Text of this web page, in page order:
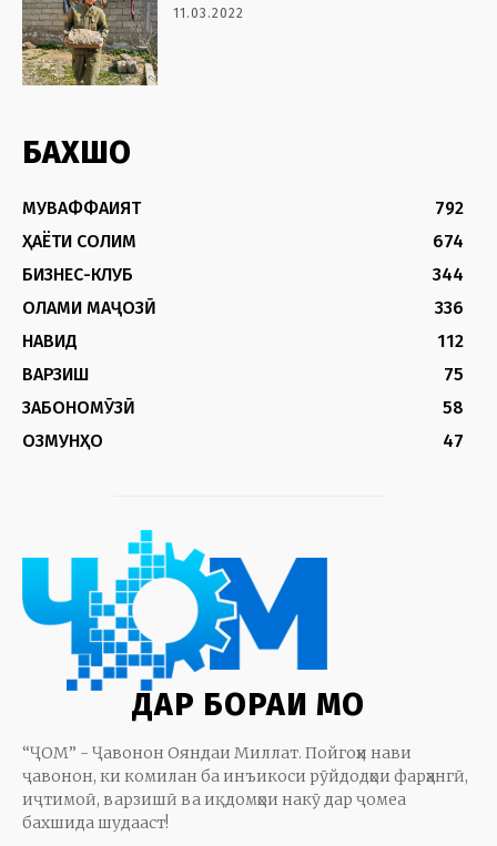
11.03.2022
БАХШҲО
МУВАФФАҚИЯТ
792
ҲАЁТИ СОЛИМ
674
БИЗНЕС-КЛУБ
344
ОЛАМИ МАҶОЗӢ
336
НАВИД
112
ВАРЗИШ
75
ЗАБОНОМӮЗӢ
58
ОЗМУНҲО
47
ДАР БОРАИ МО
“ҶОМ” - Ҷавонон Ояндаи Миллат. Пойгоҳи нави
ҷавонон, ки комилан ба инъикоси рӯйдодҳои фарҳангӣ,
иҷтимоӣ, варзишӣ ва иқдомҳои накӯ дар ҷомеа
бахшида шудааст!